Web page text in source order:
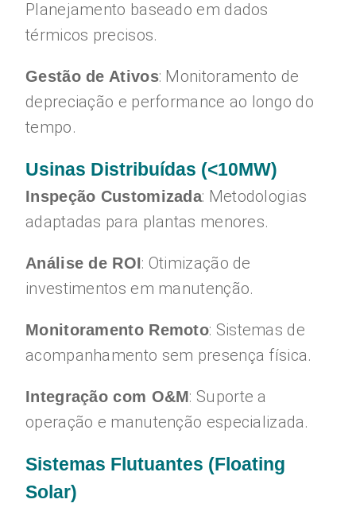
Planejamento baseado em dados
térmicos precisos.
Gestão de Ativos: Monitoramento de
depreciação e performance ao longo do
tempo.
Usinas Distribuídas (<10MW)
Inspeção Customizada: Metodologias
adaptadas para plantas menores.
Análise de ROI: Otimização de
investimentos em manutenção.
Monitoramento Remoto: Sistemas de
acompanhamento sem presença física.
Integração com O&M: Suporte a
operação e manutenção especializada.
Sistemas Flutuantes (Floating
Solar)